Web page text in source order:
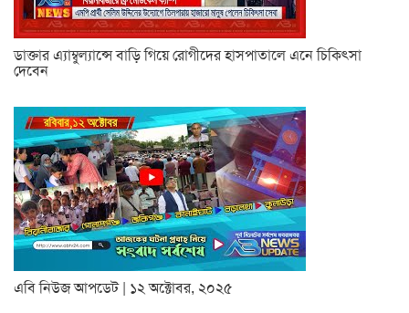
ডাক্তার এ্যাম্বুল্যান্সে বাড়ি গিয়ে রোগীদের হাসপাতালে এনে চিকিৎসা
দেবেন
এবি নিউজ আপডেট | ১২ অক্টোবর, ২০২৫